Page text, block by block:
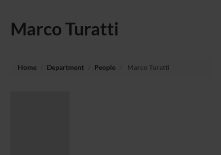
Marco Turatti
Home Department People Marco Turatti